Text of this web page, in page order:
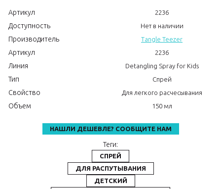
Артикул 2236
Доступность Нет в наличии
Производитель Tangle Teezer
Артикул 2236
Линия Detangling Spray for Kids
Тип Спрей
Свойство Для легкого расчесывания
Объем 150 мл
НАШЛИ ДЕШЕВЛЕ? СООБЩИТЕ НАМ
Теги:
СПРЕЙ
ДЛЯ РАСПУТЫВАНИЯ
ДЕТСКИЙ